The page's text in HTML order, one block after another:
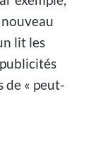
lit les
de « peut-